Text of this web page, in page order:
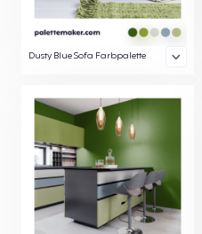
Dusty Blue Sofa Farbpalette